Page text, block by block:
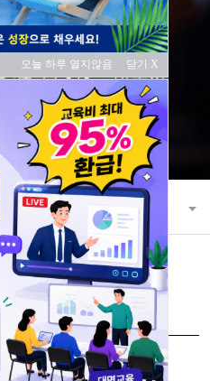
정
키워 나가는 한국산
협회
교육 과정 안내
신청
스템(MES) 구축 실무
오늘 하루 열지않음 닫기 X